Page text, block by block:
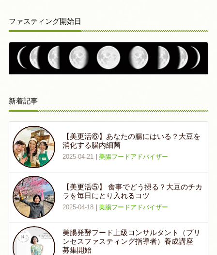
ファスティング開始日
新着記事
【美更活⑥】あなたの腸にはいる？大豆を
消化する腸内細菌
2025-04-21| 美腸フードアドバイザー
【美更活⑤】 食事でどう摂る？大豆のチカ
ラを毎日にとり入れるコツ
2025-04-18| 美腸フードアドバイザー
美腸発酵フード上級コンサルタント（プリ
ンセスファスティング指導者）養成講座
募集開始